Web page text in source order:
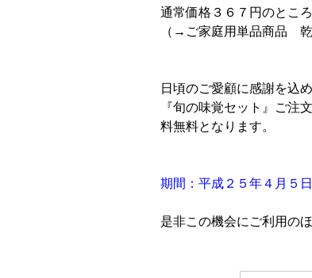
通常価格３６７円のと
（→ご家庭用単品商品 乾
日頃のご愛顧に感謝を込
『旬の味覚セット』ご注
料無料となります。
期間：平成２５年４月５
是非この機会にご利用の